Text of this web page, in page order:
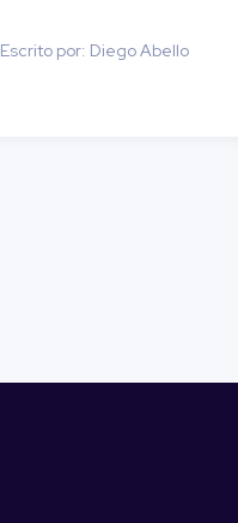
Escrito por: Diego Abello